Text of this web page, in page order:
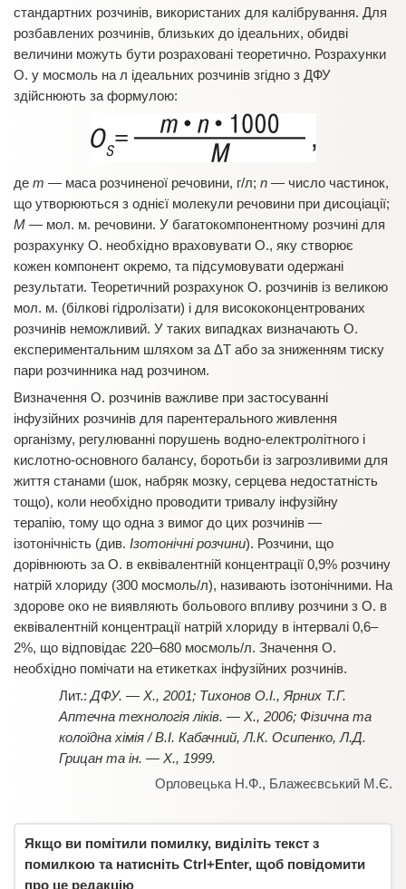
стандартних розчинів, використаних для калібрування. Для
розбавлених розчинів, близьких до ідеальних, обидві
величини можуть бути розраховані теоретично. Розрахунки
О. у мосмоль на л ідеальних розчинів згідно з ДФУ
здійснюють за формулою:
де m — маса розчиненої речовини, г/л; n — число частинок,
що утворюються з однієї молекули речовини при дисоціації;
M — мол. м. речовини. У багатокомпонентному розчині для
розрахунку О. необхідно враховувати О., яку створює
кожен компонент окремо, та підсумовувати одержані
результати. Теоретичний розрахунок О. розчинів із великою
мол. м. (білкові гідролізати) і для висококонцентрованих
розчинів неможливий. У таких випадках визначають О.
експериментальним шляхом за ΔТ або за зниженням тиску
пари розчинника над розчином.
Визначення О. розчинів важливе при застосуванні
інфузійних розчинів для парентерального живлення
організму, регулюванні порушень водно-електролітного і
кислотно-основного балансу, боротьби із загрозливими для
життя станами (шок, набряк мозку, серцева недостатність
тощо), коли необхідно проводити тривалу інфузійну
терапію, тому що одна з вимог до цих розчинів —
ізотонічність (див. Ізотонічні розчини). Розчини, що
дорівнюють за О. в еквівалентній концентрації 0,9% розчину
натрій хлориду (300 мосмоль/л), називають ізотонічними. На
здорове око не виявляють больового впливу розчини з О. в
еквівалентній концентрації натрій хлориду в інтервалі 0,6–
2%, що відповідає 220–680 мосмоль/л. Значення О.
необхідно помічати на етикетках інфузійних розчинів.
ДФУ. — Х., 2001; Тихонов О.І., Ярних Т.Г.
Аптечна технологія ліків. — Х., 2006; Фізична та
колоїдна хімія / В.І. Кабачний, Л.К. Осипенко, Л.Д.
Грицан та ін. — Х., 1999.
Орловецька Н.Ф., Блажеєвський М.Є.
Якщо ви помітили помилку, виділіть текст з
помилкою та натисніть Ctrl+Enter, щоб повідомити
про це редакцію